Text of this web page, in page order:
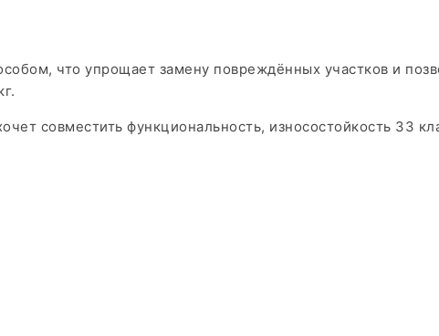
что упрощает замену повреждённых участков и
совместить функциональность, износостойкость 33